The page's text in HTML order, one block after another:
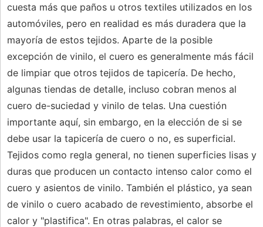
cuesta más que paños u otros textiles utilizados en los
automóviles, pero en realidad es más duradera que la
mayoría de estos tejidos. Aparte de la posible
excepción de vinilo, el cuero es generalmente más fácil
de limpiar que otros tejidos de tapicería. De hecho,
algunas tiendas de detalle, incluso cobran menos al
cuero de-suciedad y vinilo de telas. Una cuestión
importante aquí, sin embargo, en la elección de si se
debe usar la tapicería de cuero o no, es superficial.
Tejidos como regla general, no tienen superficies lisas y
duras que producen un contacto intenso calor como el
cuero y asientos de vinilo. También el plástico, ya sean
de vinilo o cuero acabado de revestimiento, absorbe el
calor y "plastifica". En otras palabras, el calor se